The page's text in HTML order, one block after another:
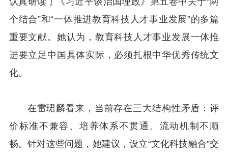
个结合”和“一体推进教育科技人才事业发展”的多篇
重要文献。她认为，教育科技人才事业发展一体推
进要立足中国具体实际，必须扎根中华优秀传统文
化。
在雷珺麟看来，当前存在三大结构性矛盾：评
价标准不兼容、培养体系不贯通、流动机制不顺
畅。针对这些问题，她建议，设立“文化科技融合”交